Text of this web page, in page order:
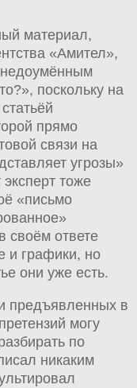
материал,
«Амител»,
недоумённым
поскольку на
прямо
связи на
угрозы»
тоже
«письмо
своём ответе
и графики, но
они уже есть.
предъявленных в
могу
по
никаким